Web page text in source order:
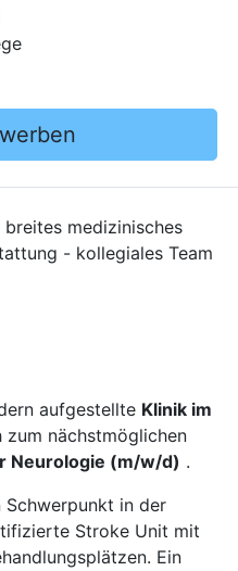
medizinisches
- kollegiales Team
aufgestellte Klinik im
zum nächstmöglichen
Neurologie (m/w/d) .
in der
Stroke Unit mit
Ein